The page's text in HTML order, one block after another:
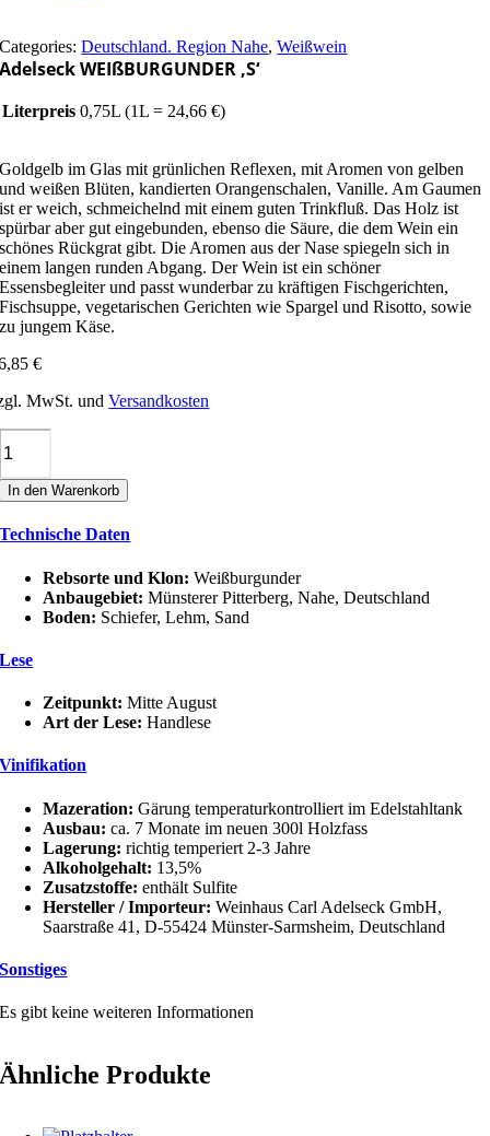
Categories:Deutschland. Region Nahe,Weißwein
Adelseck WEIßBURGUNDER ‚S‘
Literpreis 0,75L (1L = 24,66 €)
Goldgelb im Glas mit grünlichen Reflexen, mit Aromen von gelben
und weißen Blüten, kandierten Orangenschalen, Vanille. Am Gaumen
ist er weich, schmeichelnd mit einem guten Trinkfluß. Das Holz ist
spürbar aber gut eingebunden, ebenso die Säure, die dem Wein ein
schönes Rückgrat gibt. Die Aromen aus der Nase spiegeln sich in
einem langen runden Abgang. Der Wein ist ein schöner
Essensbegleiter und passt wunderbar zu kräftigen Fischgerichten,
Fischsuppe, vegetarischen Gerichten wie Spargel und Risotto, sowie
zu jungem Käse.
€
MwSt. undVersandkosten
In den Warenkorb
Technische Daten
Rebsorte und Klon: Weißburgunder
Anbaugebiet: Münsterer Pitterberg, Nahe, Deutschland
Boden: Schiefer, Lehm, Sand
Lese
Zeitpunkt:Mitte August
Art der Lese: Handlese
Vinifikation
Mazeration: Gärung temperaturkontrolliert im Edelstahltank
Ausbau:ca. 7 Monate im neuen 300l Holzfass
Lagerung:richtig temperiert 2-3 Jahre
Alkoholgehalt: 13,5%
Zusatzstoffe:enthält Sulfite
Hersteller / Importeur:Weinhaus Carl Adelseck GmbH,
Saarstraße 41, D-55424 Münster-Sarmsheim, Deutschland
Sonstiges
Es gibt keine weiteren Informationen
Ähnliche Produkte